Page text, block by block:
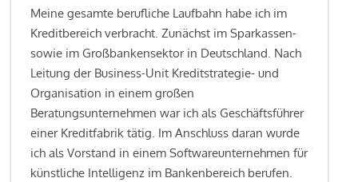
Meine gesamte berufliche Laufbahn habe ich im
Kreditbereich verbracht. Zunächst im Sparkassen-
sowie im Großbankensektor in Deutschland. Nach
Leitung der Business-Unit Kreditstrategie- und
Organisation in einem großen
Beratungsunternehmen war ich als Geschäftsführer
einer Kreditfabrik tätig. Im Anschluss daran wurde
ich als Vorstand in einem Softwareunternehmen für
künstliche Intelligenz im Bankenbereich berufen.